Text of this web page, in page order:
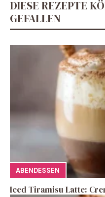
DIESE REZEPTE
GEFALLEN
ABENDESSEN
Iced Tiramisu Latte: